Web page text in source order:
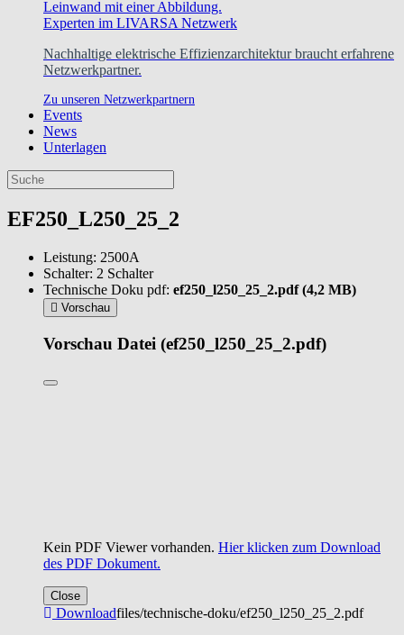
Experten im LIVARSA Netzwerk
Nachhaltige elektrische Effizienzarchitektur braucht erfahrene
Netzwerkpartner.
Zu unseren Netzwerkpartnern
Events
News
Unterlagen
EF250_L250_25_2
Leistung: 2500A
Schalter: 2 Schalter
Technische Doku pdf: ef250_l250_25_2.pdf (4,2 MB)
Vorschau
Vorschau Datei (ef250_l250_25_2.pdf)
Kein PDF Viewer vorhanden. Hier klicken zum Download
des PDF Dokument.
Close
Downloadfiles/technische-doku/ef250_l250_25_2.pdf